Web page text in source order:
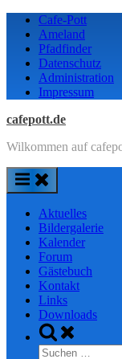
Skip
content
Cafe-Pott
Ameland
Pfadfinder
Datenschutz
Administration
Impressum
cafepott.de
Wilkommen auf
Aktuelles
Bildergalerie
Kalender
Forum
Gästebuch
Kontakt
Links
Downloads
Toggle
search
Suchen